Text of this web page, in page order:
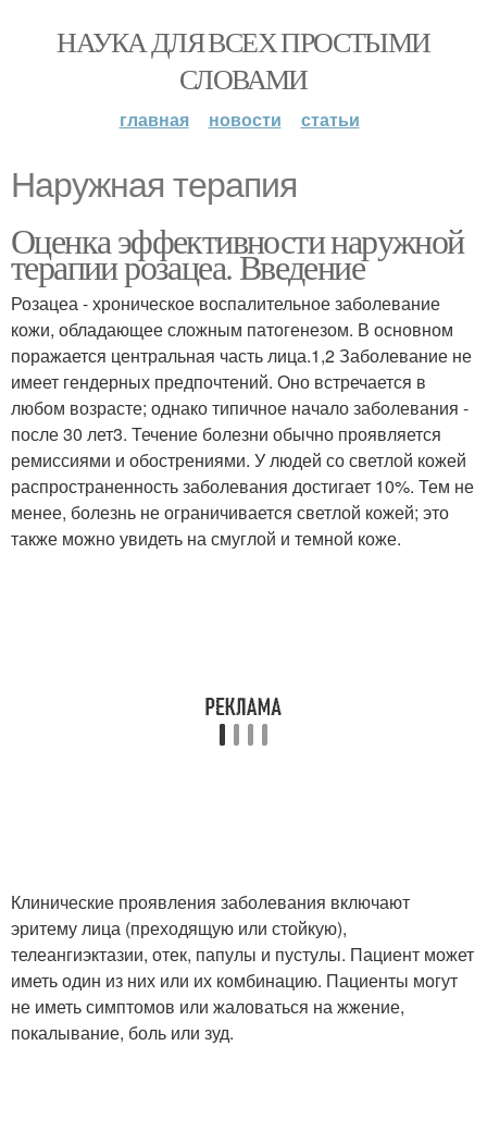
НАУКА ДЛЯ ВСЕХ ПРОСТЫМИ
СЛОВАМИ
главная новости статьи
Наружная терапия
Оценка эффективности наружной
терапии розацеа. Введение
Розацеа - хроническое воспалительное заболевание
кожи, обладающее сложным патогенезом. В основном
поражается центральная часть лица.1,2 Заболевание не
имеет гендерных предпочтений. Оно встречается в
любом возрасте; однако типичное начало заболевания -
после 30 лет3. Течение болезни обычно проявляется
ремиссиями и обострениями. У людей со светлой кожей
распространенность заболевания достигает 10%. Тем не
менее, болезнь не ограничивается светлой кожей; это
также можно увидеть на смуглой и темной коже.
Клинические проявления заболевания включают
эритему лица (преходящую или стойкую),
телеангиэктазии, отек, папулы и пустулы. Пациент может
иметь один из них или их комбинацию. Пациенты могут
не иметь симптомов или жаловаться на жжение,
покалывание, боль или зуд.